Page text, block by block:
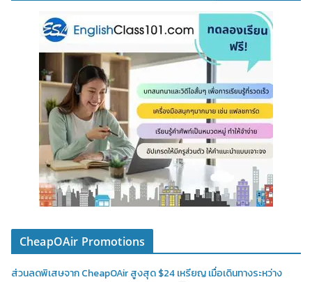
CheapOAir Promotions
ส่วนลดพิเสษจาก CheapOAir สูงสุด $24 เหรียญ เมื่อเดินทางระหว่าง